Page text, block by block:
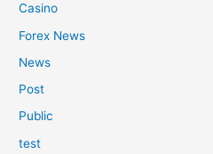
Casino
Forex News
News
Post
Public
test